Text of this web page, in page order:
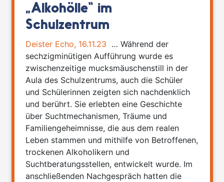
„Alkohölle“ im
Schulzentrum
Deister Echo, 16.11.23 … Während der
sechzigminütigen Aufführung wurde es
zwischenzeitige mucksmäuschenstill in der
Aula des Schulzentrums, auch die Schüler
und Schülerinnen zeigten sich nachdenklich
und berührt. Sie erlebten eine Geschichte
über Suchtmechanismen, Träume und
Familiengeheimnisse, die aus dem realen
Leben stammen und mithilfe von Betroffenen,
trockenen Alkoholikern und
Suchtberatungsstellen, entwickelt wurde. Im
anschließenden Nachgespräch hatten die